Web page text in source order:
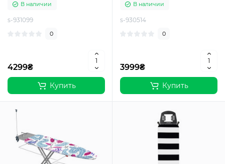
В наличии
s-931099
0
4299₴
Купить
В наличии
s-930514
0
3999₴
Купить